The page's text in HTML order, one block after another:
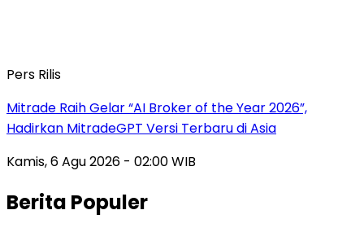
Pers Rilis
Mitrade Raih Gelar “AI Broker of the Year 2026”,
Hadirkan MitradeGPT Versi Terbaru di Asia
Kamis, 6 Agu 2026 - 02:00 WIB
Berita Populer